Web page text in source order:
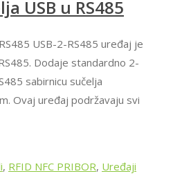
USB u RS485
USB-2-RS485 uređaj je
Dodaje standardno 2-
sabirnicu sučelja
Ovaj uređaj podržavaju svi
, RFID NFC PRIBOR, Uređaji